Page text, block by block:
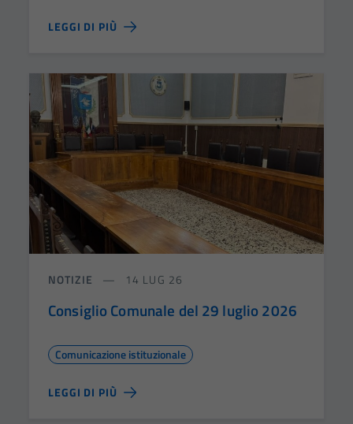
LEGGI DI PIÙ
NOTIZIE 14 LUG 26
Consiglio Comunale del 29 luglio 2026
Comunicazione istituzionale
LEGGI DI PIÙ